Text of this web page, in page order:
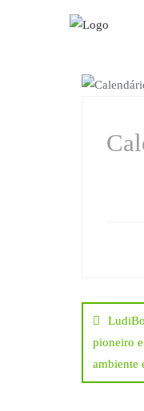
de
pioneiro
ambiente